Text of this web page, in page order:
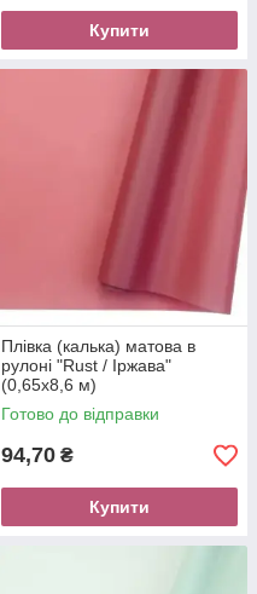
Купити
Плівка (калька) матова в
рулоні "Rust / Іржава"
(0,65х8,6 м)
Готово до відправки
94,70 ₴
Купити